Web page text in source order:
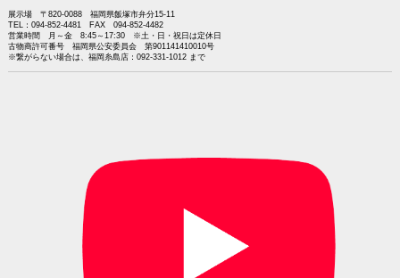
展示場 〒820-0088 福岡県飯塚市弁分15-11
TEL：094-852-4481 FAX 094-852-4482
営業時間 月～金 8:45～17:30 ※土・日・祝日は定休日
古物商許可番号 福岡県公安委員会 第901141410010号
※繋がらない場合は、福岡糸島店：092-331-1012 まで